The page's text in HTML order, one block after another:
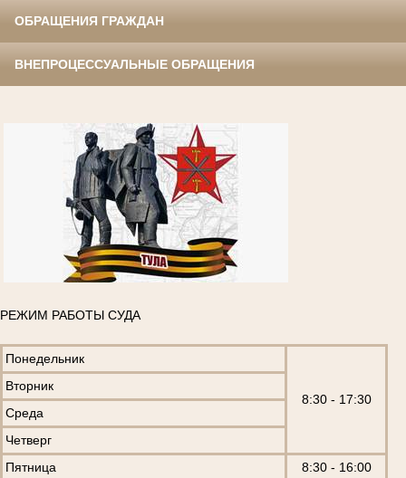
ОБРАЩЕНИЯ ГРАЖДАН
ВНЕПРОЦЕССУАЛЬНЫЕ ОБРАЩЕНИЯ
РЕЖИМ РАБОТЫ СУДА
Понедельник
8:30 - 17:30
Вторник
Среда
Четверг
Пятница
8:30 - 16:00